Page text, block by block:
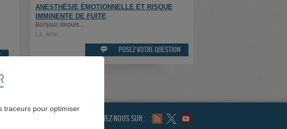
ANESTHÉSIE ÉMOTIONNELLE ET RISQUE
IMMINENTE DE FUITE
Bonjour, depuis...
La_kine
 POSEZ VOTRE QUESTION
SUIVEZ-NOUS SUR :
traceurs pour optimiser